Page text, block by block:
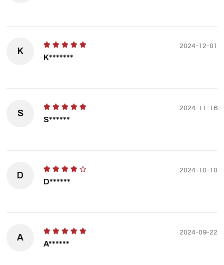
K
K*******
2024-12-01
S
S******
2024-11-16
D
D******
2024-10-10
A
A******
2024-09-22